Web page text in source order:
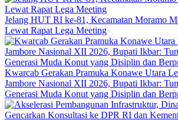
‎Jelang HUT RI ke-81, Kecamatan Moramo
Lewat Rapat Lega Meeting
‎Kwarcab Gerakan Pramuka Konawe Utara
Jambore Nasional XII 2026, Bupati Ikbar:
Generasi Muda Konut yang Disiplin dan